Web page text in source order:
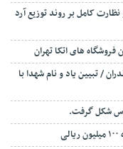
کامل بر روند توزیع آرد
فروشگاه های اتکا تهران
/ تبیین یاد و نام شهدا با
شکل گرفت.